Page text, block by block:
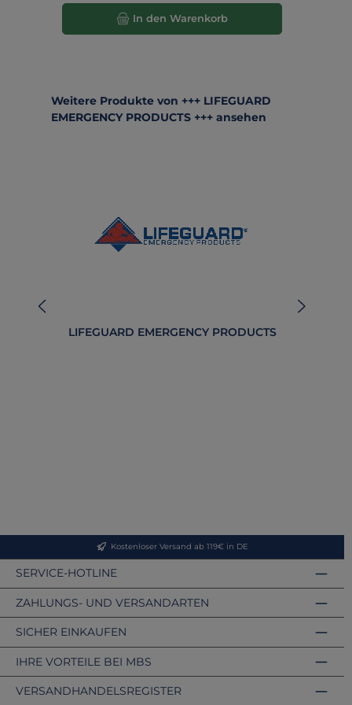
In den Warenkorb
Produktgalerie überspringen
Weitere Produkte von +++ LIFEGUARD
EMERGENCY PRODUCTS +++ ansehen
LIFEGUARD EMERGENCY PRODUCTS
Kostenloser Versand ab 119€ in DE
SERVICE-HOTLINE
ZAHLUNGS- UND VERSANDARTEN
VERSANDHANDELSREGISTER
SICHER EINKAUFEN
IHRE VORTEILE BEI MBS